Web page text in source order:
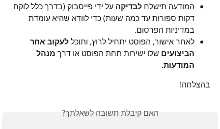
המודעה תישלח לבדיקה על ידי פייסבוק (בדרך כלל לוקח
דקות ספורות עד כמה שעות) כדי לוודא שהיא עומדת
במדיניות הפרסום.
לאחר אישור, הפוסט יתחיל לרוץ, ותוכל לעקוב אחר
הביצועים שלו ישירות תחת הפוסט או דרך מנהל
המודעות.
בהצלחה!
האם קיבלת תשובה לשאלתך?